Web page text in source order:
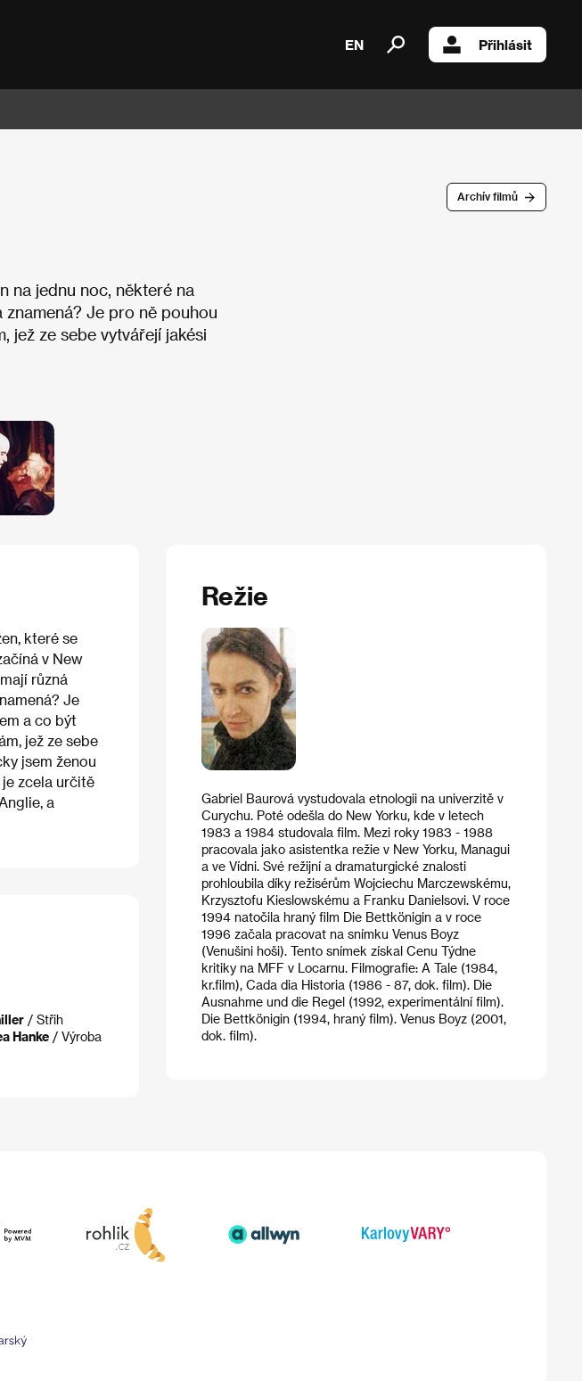
EN Přihlásit
Archív filmů
na jednu noc, některé na
Je pro ně pouhou
jež ze sebe vytvářejí jakési
které se
v New
různá
Je
a co být
jež ze sebe
jsem ženou
zcela určitě
a
/ Střih
Hanke / Výroba
Režie
Gabriel Baurová vystudovala etnologii na univerzitě v
Curychu. Poté odešla do New Yorku, kde v letech
1983 a 1984 studovala film. Mezi roky 1983 - 1988
pracovala jako asistentka režie v New Yorku, Managui
a ve Vídni. Své režijní a dramaturgické znalosti
prohloubila díky režisérům Wojciechu Marczewskému,
Krzysztofu Kieslowskému a Franku Danielsovi. V roce
1994 natočila hraný film Die Bettkönigin a v roce
1996 začala pracovat na snímku Venus Boyz
(Venušini hoši). Tento snímek získal Cenu Týdne
kritiky na MFF v Locarnu. Filmografie: A Tale (1984,
kr.film), Cada dia Historia (1986 - 87, dok. film). Die
Ausnahme und die Regel (1992, experimentální film).
Die Bettkönigin (1994, hraný film). Venus Boyz (2001,
dok. film).